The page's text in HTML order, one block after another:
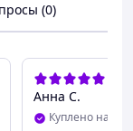
(0)
Анна С.
Куплено на